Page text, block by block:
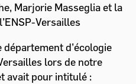
Marjorie Masseglia et la
Versailles
d’écologie
lors de notre
avait pour intitulé :